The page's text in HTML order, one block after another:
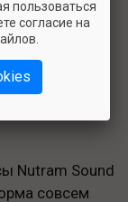
Nutram Sound
совсем
пользоваться
согласие на